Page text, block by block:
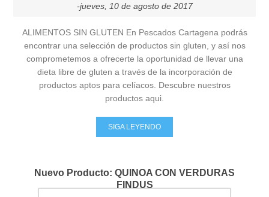
-jueves, 10 de agosto de 2017
ALIMENTOS SIN GLUTEN En Pescados Cartagena podrás
encontrar una selección de productos sin gluten, y así nos
comprometemos a ofrecerte la oportunidad de llevar una
dieta libre de gluten a través de la incorporación de
productos aptos para celíacos. Descubre nuestros
productos aqui.
SIGA LEYENDO
Nuevo Producto: QUINOA CON VERDURAS
FINDUS